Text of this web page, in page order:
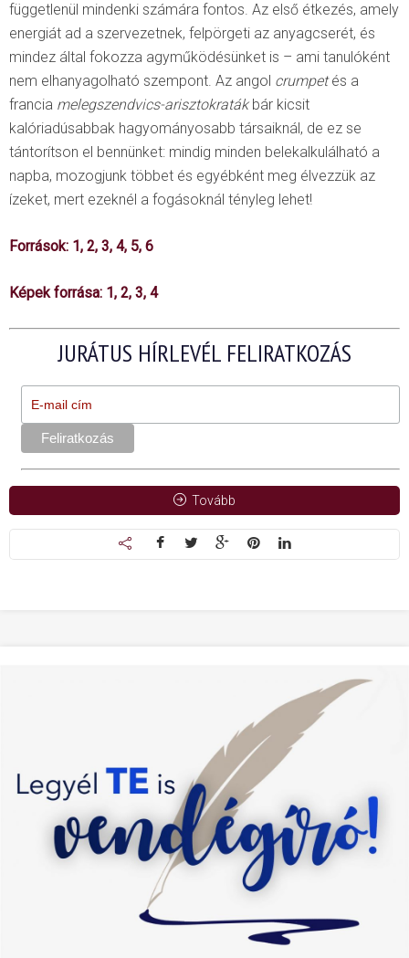
függetlenül mindenki számára fontos. Az első étkezés, amely
energiát ad a szervezetnek, felpörgeti az anyagcserét, és
mindez által fokozza agyműködésünket is – ami tanulóként
nem elhanyagolható szempont. Az angol crumpetés a
francia melegszendvics-arisztokratákbár kicsit
kalóriadúsabbak hagyományosabb társaiknál, de ez se
tántorítson el bennünket: mindig minden belekalkulálható a
napba, mozogjunk többet és egyébként meg élvezzük az
ízeket, mert ezeknél a fogásoknál tényleg lehet!
Források: 1 , 2, 3, 4, 5, 6
Képek forrása: 1 , 2, 3, 4
JURÁTUS HÍRLEVÉL FELIRATKOZÁS
Tovább